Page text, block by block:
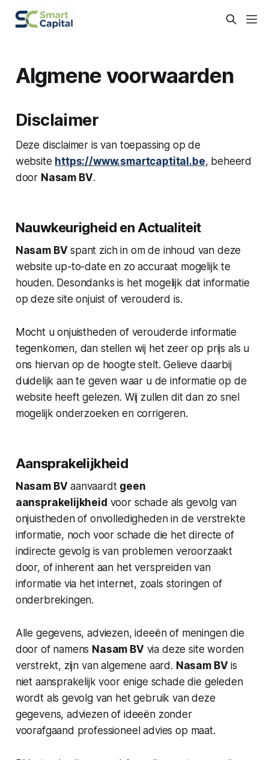
Algmene voorwaarden
Disclaimer
Deze disclaimer is van toepassing op de
website https://www.smartcaptital.be, beheerd
door Nasam BV.
Nauwkeurigheid en Actualiteit
Nasam BVspant zich in om de inhoud van deze
website up-to-date en zo accuraat mogelijk te
houden. Desondanks is het mogelijk dat informatie
op deze site onjuist of verouderd is.
Mocht u onjuistheden of verouderde informatie
tegenkomen, dan stellen wij het zeer op prijs als u
ons hiervan op de hoogte stelt. Gelieve daarbij
duidelijk aan te geven waar u de informatie op de
website heeft gelezen. Wij zullen dit dan zo snel
mogelijk onderzoeken en corrigeren.
Aansprakelijkheid
Nasam BVaanvaardt geen
aansprakelijkheid voor schade als gevolg van
onjuistheden of onvolledigheden in de verstrekte
informatie, noch voor schade die het directe of
indirecte gevolg is van problemen veroorzaakt
door, of inherent aan het verspreiden van
informatie via het internet, zoals storingen of
onderbrekingen.
Alle gegevens, adviezen, ideeën of meningen die
door of namens Nasam BVvia deze site worden
verstrekt, zijn van algemene aard. Nasam BVis
niet aansprakelijk voor enige schade die geleden
wordt als gevolg van het gebruik van deze
gegevens, adviezen of ideeën zonder
voorafgaand professioneel advies op maat.